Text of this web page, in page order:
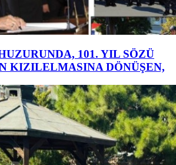
101. YIL SÖZÜ
KIZILELMASINA DÖNÜŞEN,